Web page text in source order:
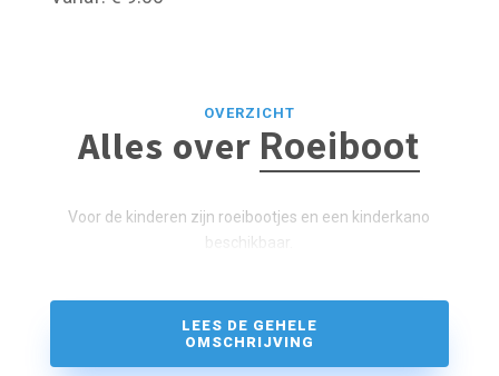
OVERZICHT
Alles over Roeiboot
Voor de kinderen zijn roeibootjes en een kinderkano
LEES DE GEHELE
OMSCHRIJVING